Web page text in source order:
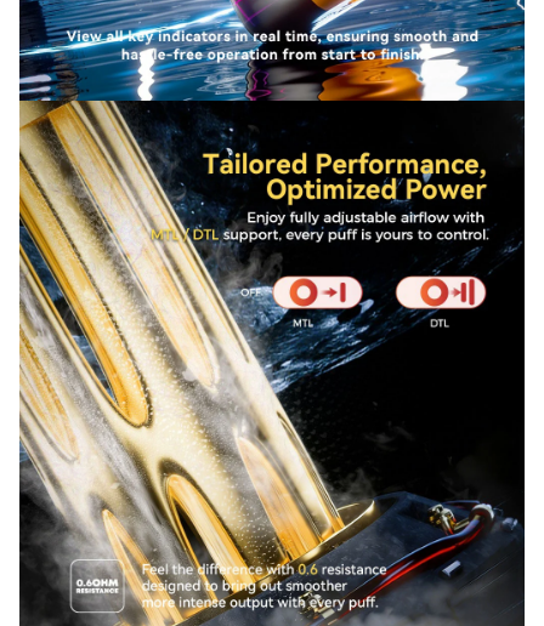
Shipping Guarantee Certified